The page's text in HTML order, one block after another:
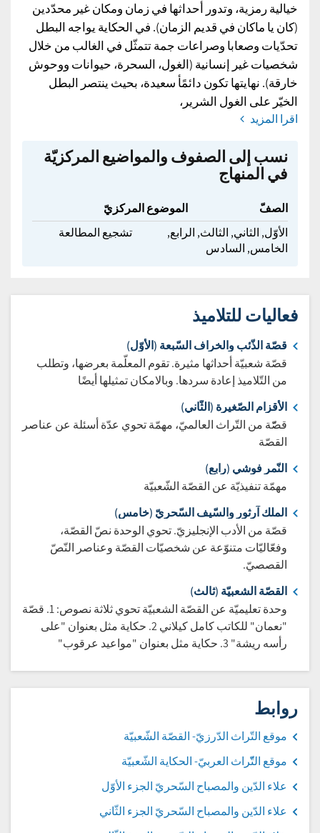
خيالية رمزية، وتدور أحداثها في زمان ومكان غير محدّدين
(كان يا ماكان في قديم الزمان). في الحكاية يواجه البطل
تحدّيات وصعابا وصراعات جمة تتمثّل في الغالب من خلال
شخصيات غير إنسانية (الغول، السحرة، حيوانات ووحوش
خارقة). نهايتها تكون دائمًأ سعيدة، بحيث ينتصر البطل
الخيّر على الغول الشرير،
اقرا المزيد
نسب إلى الصفوف والمواضيع المركزيّة
في المنهاج
الصفّ
الموضوع المركزيّ
الأوّل, الثاني, الثالث, الرابع,
الخامس, السادس
تشجيع المطالعة
فعاليات للتلاميذ
قصّة الذّئب والخراف السّبعة (الأوّل)
قصّة شعبيّة أحداثها مثيرة. تقوم المعلّمة بعرضها، وتطلب
من التّلاميذ إعادة سردها. وبالامكان تمثيلها أيضًا
الأقزام الصّغيرة (الثّاني)
قصّّة من التّراث العالميّ، مهمّة تحوي عدّة أسئلة عن عناصر
القصّة
النّمر فوشي (رابع)
مهمّة تنفيذيّة عن القصّة الشّعبيّة
الملك آرثور والسّيف السّحريّ (خامس)
قصّة من الأدب الإنجليزيّ. تحوي الوحدة نصّ القصّة،
وفعّاليّات متنوّعة عن شخصيّات القصّة وعناصر النّصّ
القصصيّ.
القصّة الشعبيّة (ثالث)
وحدة تعليميّة عن القصّة الشعبيّة تحوي ثلاثة نصوص: 1. قصّة
"نعمان" للكاتب كامل كيلاني 2. حكاية مثل بعنوان "على
رأسه ريشة" 3. حكاية مثل بعنوان "مواعيد عرقوب"
روابط
موقع التّراث الدّرزيّ- القصّة الشّعبيّة
موقع التّّراث العربيّ- الحكاية الشّعبيّة
علاء الدّين والمصباح السّحريّ الجزء الأوّل
علاء الدّين والمصباح السّحريّ الجزء الثّاني